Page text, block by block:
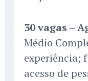
30 vagas –
Médio
experiência;
acesso de